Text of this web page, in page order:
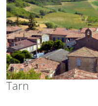
Tarn